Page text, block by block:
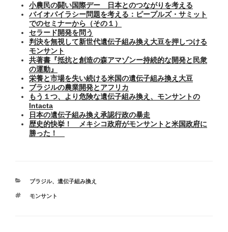
小農民の闘い国際デー 日本とのつながりを考える
バイオパイラシー問題を考える：ピープルズ・サミット
でのセミナーから（その１）
セラード開発を問う
判決を無視して新世代遺伝子組み換え大豆を押しつける
モンサント
共著書『抵抗と創造の森アマゾンー持続的な開発と民衆
の運動』
栄養と市場を失い続ける米国の遺伝子組み換え大豆
ブラジルの農業開発とアフリカ
もう１つ、より危険な遺伝子組み換え、モンサントの
Intacta
日本の遺伝子組み換え承認行政の暴走
歴史的快挙！ メキシコ政府がモンサントと米国政府に
勝った！
カ
ゴ
ブラジル、 遺伝子組み換え
タ
モンサント